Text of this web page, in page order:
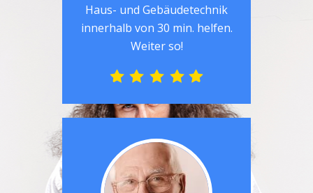
Haus- und Gebäudetechnik
innerhalb von 30 min. helfen.
Weiter so!